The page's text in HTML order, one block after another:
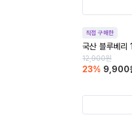
직접 구매한
국산 블루베리
12,900원
23% 9,900